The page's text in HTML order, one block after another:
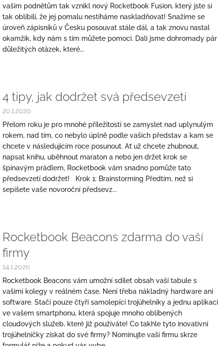
vašim podnětům tak vznikl nový Rocketbook Fusion, který jste si
tak oblíbili, že jej pomalu nestíháme naskladňovat! Snažíme se
úroveň zápisníků v Česku posouvat stále dál, a tak znovu nastal
okamžik, kdy nám s tím můžete pomoci. Dali jsme dohromady pár
důležitých otázek, které...
4 tipy, jak dodržet svá předsevzetí
20.1.2020
Přelom roku je pro mnohé příležitostí se zamyslet nad uplynulým
rokem, nad tím, co nebylo úplně podle vašich představ a kam se
chcete v následujícím roce posunout. Ať už chcete zhubnout,
napsat knihu, uběhnout maraton a nebo jen držet krok se
špinavým prádlem, Rocketbook vám snadno pomůže tato
předsevzetí dodržet! Krok 1: Brainstorming Předtím, než si
sepíšete vaše novoroční předsevz...
Rocketbook Beacons zdarma do vaší
firmy
14.1.2020
Rocketbook Beacons vám umožní sdílet obsah vaší tabule s
vašimi kolegy v reálném čase. Není třeba nákladný hardware ani
software. Stačí pouze čtyři samolepící trojúhelníky a jednu aplikaci
ve vašem smartphonu, která spojuje mnoho oblíbených
cloudových služeb, které již používáte! Co takhle tyto inovativní
trojúhelníčky získat do své firmy? Nominujte vaši firmu skrze